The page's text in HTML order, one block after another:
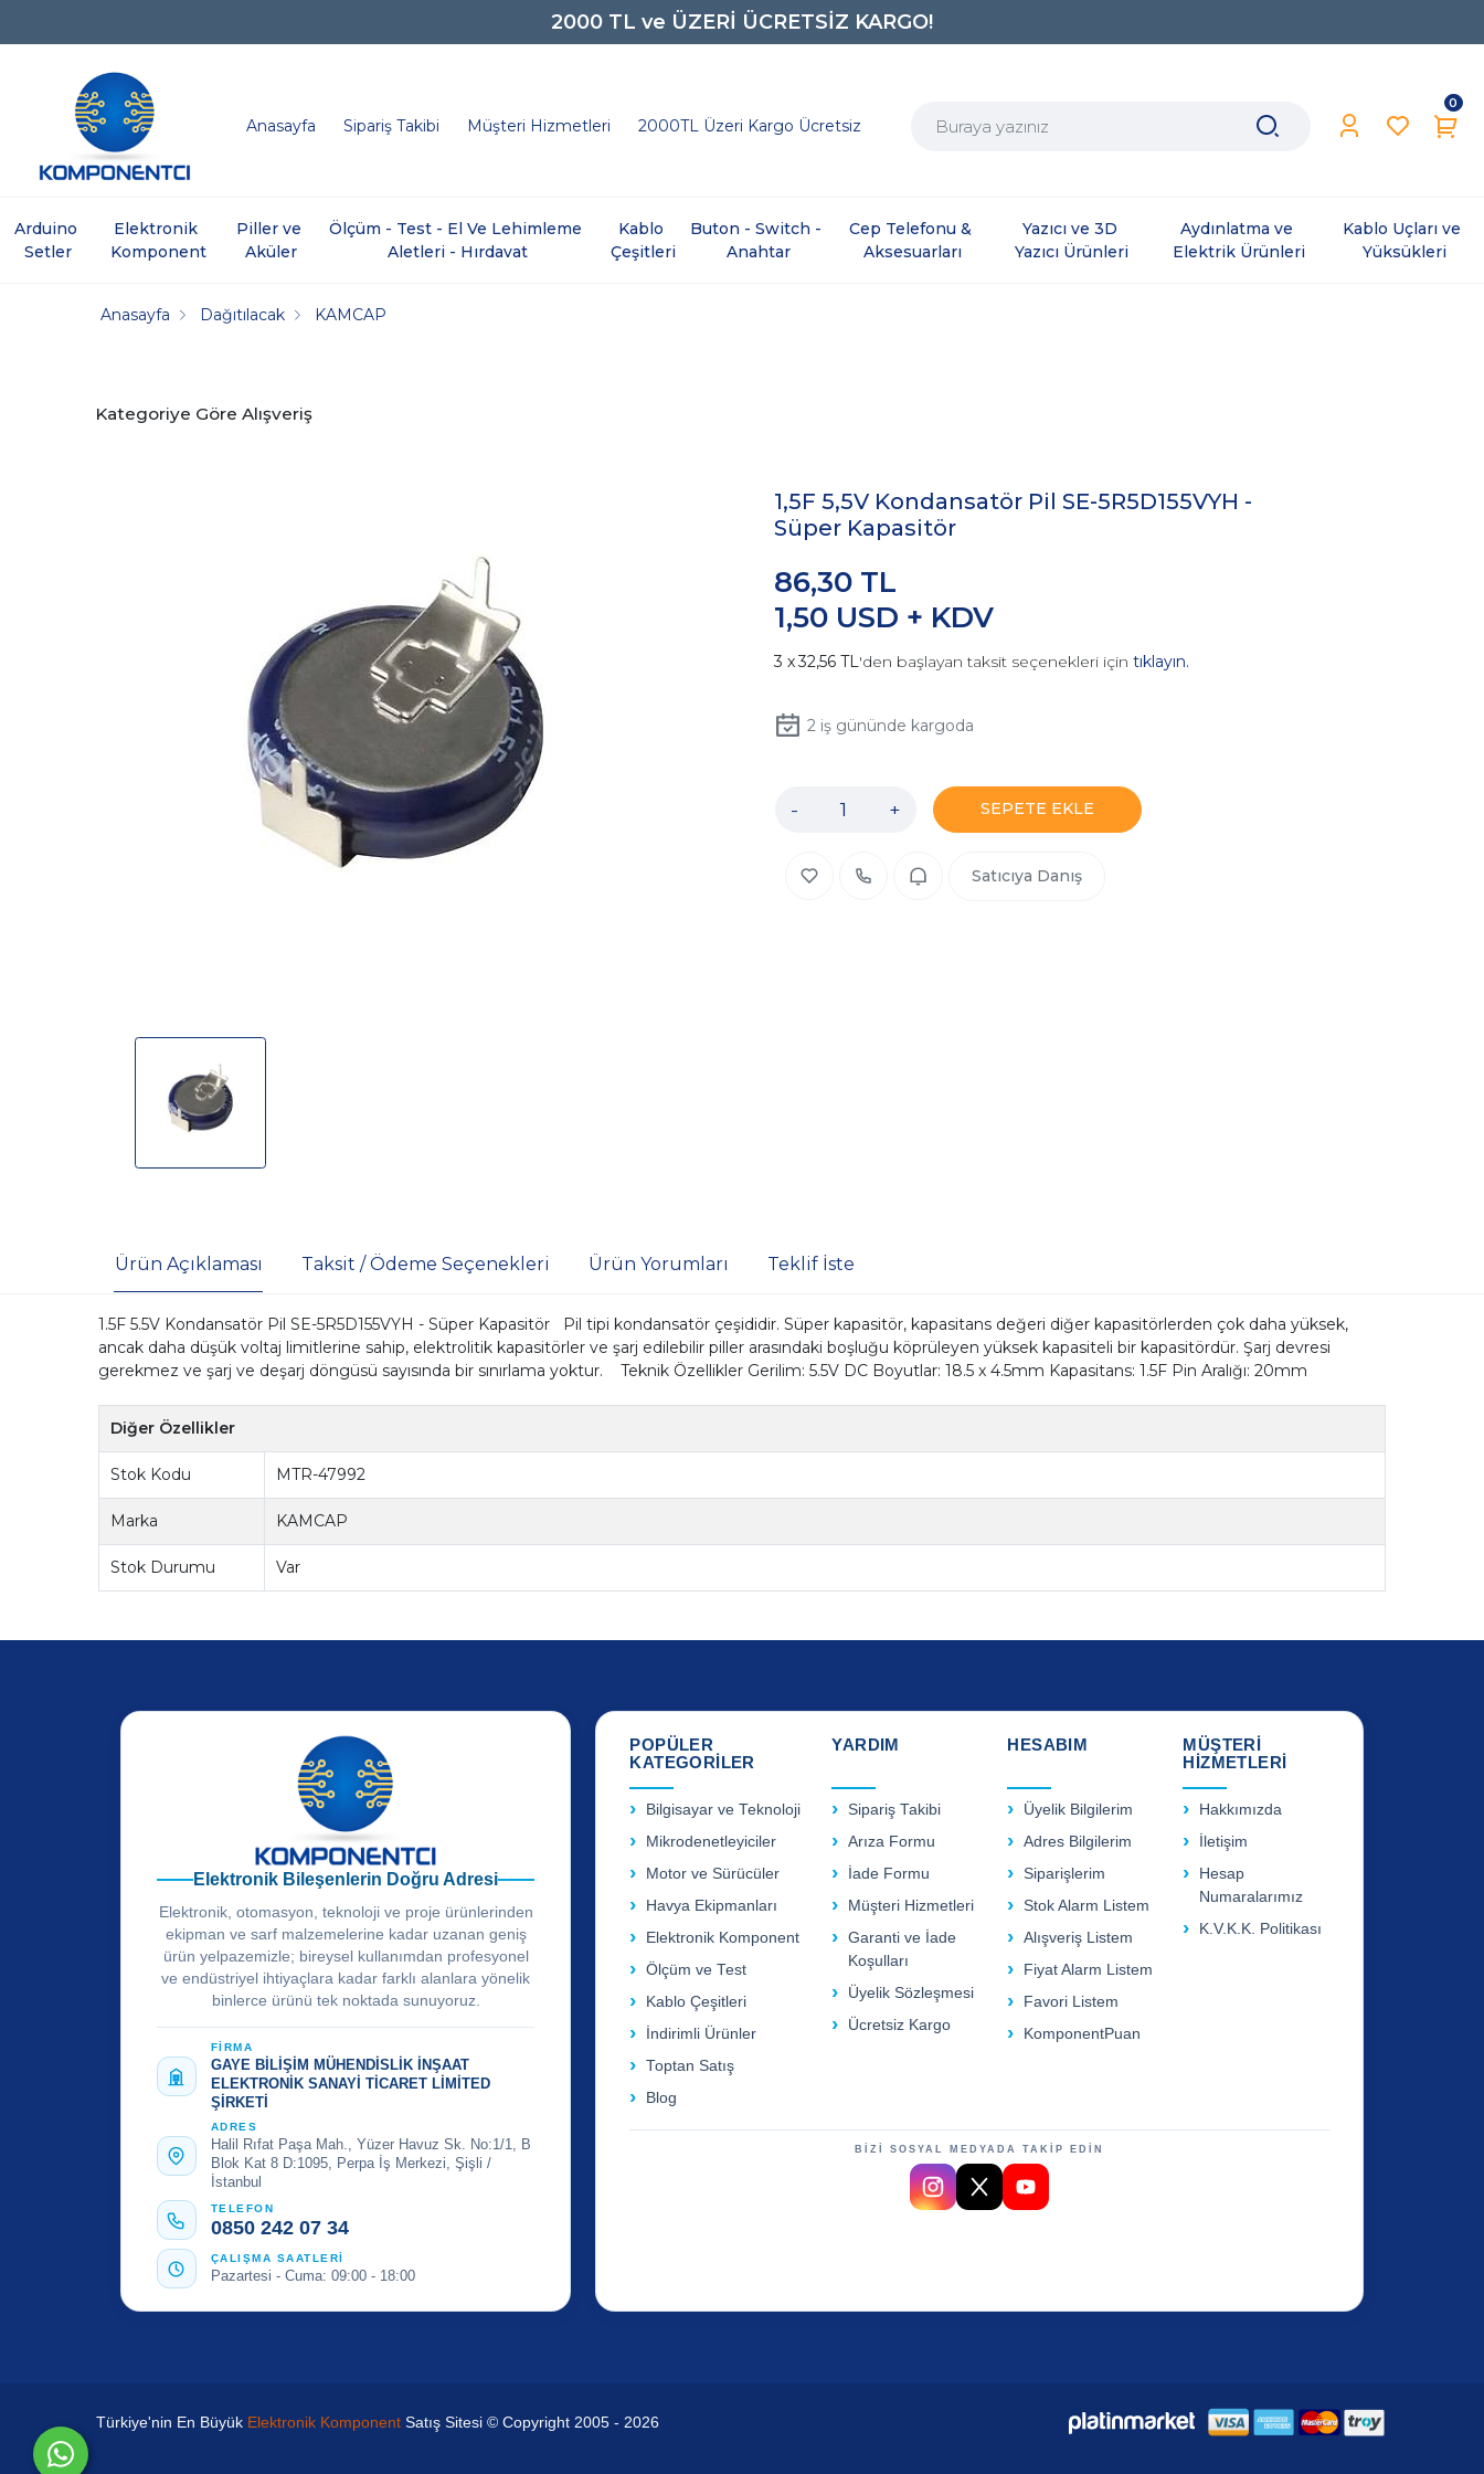
2000 TL ve ÜZERİ ÜCRETSİZ KARGO!
0850 242 0734
Anasayfa Sipariş Takibi Müşteri Hizmetleri 2000TL Üzeri Kargo Ücretsiz
0
Arduino
Setler
Elektronik
Komponent
Piller ve
Aküler
Ölçüm - Test - El Ve Lehimleme
Aletleri - Hırdavat
Kablo
Çeşitleri
Buton - Switch -
Anahtar
Cep Telefonu &
Aksesuarları
Yazıcı ve 3D
Yazıcı Ürünleri
Aydınlatma ve
Elektrik Ürünleri
Kablo Uçları ve
Yüksükleri
Anasayfa Dağıtılacak KAMCAP
Kategoriye Göre Alışveriş
1,5F 5,5V Kondansatör Pil SE-5R5D155VYH -
Süper Kapasitör
1,50 USD + KDV
86,30 TL
32,56 TL'den başlayan taksit seçenekleri için tıklayın.
2iş gününde kargoda
- + SEPETE EKLE
Satıcıya Danış
Ürün Açıklaması Taksit / Ödeme Seçenekleri Ürün Yorumları Teklif İste
1.5F 5.5V Kondansatör Pil SE-5R5D155VYH - Süper Kapasitör Pil tipi kondansatör çeşididir. Süper kapasitör, kapasitans değeri diğer kapasitörlerden çok daha yüksek,
ancak daha düşük voltaj limitlerine sahip, elektrolitik kapasitörler ve şarj edilebilir piller arasındaki boşluğu köprüleyen yüksek kapasiteli bir kapasitördür. Şarj devresi
gerekmez ve şarj ve deşarj döngüsü sayısında bir sınırlama yoktur. Teknik Özellikler Gerilim: 5.5V DC Boyutlar: 18.5 x 4.5mm Kapasitans: 1.5F Pin Aralığı: 20mm
Diğer Özellikler
Stok Kodu MTR-47992
Marka KAMCAP
Stok Durumu Var
Elektronik Bileşenlerin Doğru Adresi
Elektronik, otomasyon, teknoloji ve proje ürünlerinden
ekipman ve sarf malzemelerine kadar uzanan geniş
ürün yelpazemizle; bireysel kullanımdan profesyonel
ve endüstriyel ihtiyaçlara kadar farklı alanlara yönelik
binlerce ürünü tek noktada sunuyoruz.
FİRMA
GAYE BİLİŞİM MÜHENDİSLİK İNŞAAT
ELEKTRONİK SANAYİ TİCARET LİMİTED
ŞİRKETİ
ADRES
Halil Rıfat Paşa Mah., Yüzer Havuz Sk. No:1/1, B
Blok Kat 8 D:1095, Perpa İş Merkezi, Şişli /
İstanbul
TELEFON
0850 242 07 34
ÇALIŞMA SAATLERİ
Pazartesi - Cuma: 09:00 - 18:00
POPÜLER
KATEGORİLER
Bilgisayar ve Teknoloji
Mikrodenetleyiciler
Motor ve Sürücüler
Havya Ekipmanları
Elektronik Komponent
Ölçüm ve Test
Kablo Çeşitleri
İndirimli Ürünler
Toptan Satış
Blog
YARDIM
Sipariş Takibi
Arıza Formu
İade Formu
Müşteri Hizmetleri
Garanti ve İade
Koşulları
Üyelik Sözleşmesi
Ücretsiz Kargo
HESABIM
Üyelik Bilgilerim
Adres Bilgilerim
Siparişlerim
Stok Alarm Listem
Alışveriş Listem
Fiyat Alarm Listem
Favori Listem
KomponentPuan
MÜŞTERİ
HİZMETLERİ
Hakkımızda
İletişim
Hesap
Numaralarımız
K.V.K.K. Politikası
BİZİ SOSYAL MEDYADA TAKİP EDİN
Türkiye'nin En Büyük Elektronik Komponent Satış Sitesi © Copyright 2005 - 2026